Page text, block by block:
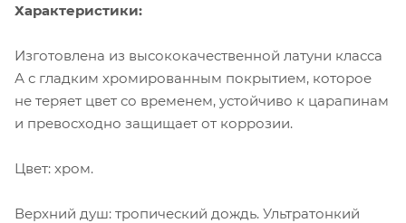
Характеристики:
Изготовлена из высококачественной латуни класса
А с гладким хромированным покрытием, которое
не теряет цвет со временем, устойчиво к царапинам
и превосходно защищает от коррозии.
Цвет: хром.
Верхний душ: тропический дождь. Ультратонкий